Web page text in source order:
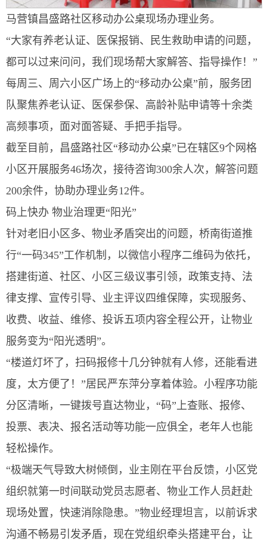
马营镇昌盛路社区移动办公桌现场办理业务。
“大家有养老认证、医保报销、民生救助申请的问题，
都可以过来问问，我们现场帮大家解答、指导操作！”
每周三、周六小区广场上的“移动办公桌”前，服务团
队聚焦养老认证、医保参保、高龄补贴申请等十余类
高频事项，面对面答疑、手把手指导。
截至目前，昌盛路社区“移动办公桌”已在辖区9个网格
小区开展服务46场次，接待咨询300余人次，解答问题
200余件，协助办理业务12件。
码上快办 物业治理更“阳光”
针对老旧小区多、物业矛盾突出的问题，桥南街道推
行“一码345”工作机制，以微信小程序二维码为依托，
搭建街道、社区、小区三级议事引领，政策支持、法
律支撑、宣传引导、业主评议四维保障，实现服务、
收费、收益、维修、投诉五项内容全程公开，让物业
服务变为“阳光透明”。
“楼道灯坏了，扫码报修十几分钟就有人修，还能看进
度，太方便了！”居民严东萍分享着体验。小程序功能
分区清晰，一键拨号直达物业，“码”上查账、报修、
投票、表决、报名活动等功能一应俱全，老年人也能
轻松操作。
“极端天气导致大树倾倒，业主刚在平台反馈，小区党
组织就第一时间联动党员志愿者、物业工作人员赶赴
现场处置，快速消除隐患。”物业经理坦言，以前诉求
沟通不畅易引发矛盾，现在党组织牵头搭建平台，让